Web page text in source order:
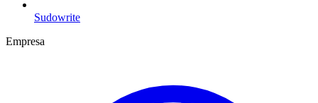
Sudowrite
Empresa